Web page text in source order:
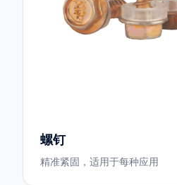
螺钉
精准紧固，适用于每种应用